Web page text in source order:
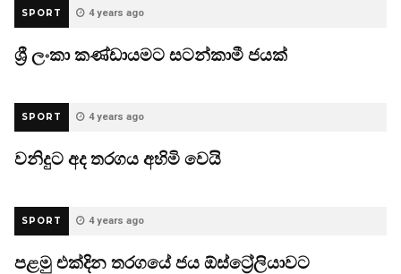
SPORT 4 years ago
ශ්‍රී ලංකා කණ්ඩායමට සටන්කාමී ජයක්
SPORT 4 years ago
වනිදුට අද තරගය අහිමි වෙයි
SPORT 4 years ago
පළමු එක්දින තරගයේ ජය ඕස්ට්‍රේලියාවට